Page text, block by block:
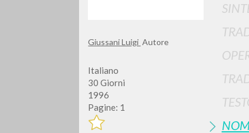
Giussani Luigi Autore
Italiano
30 Giorni
1996
Pagine: 1
TIPOLOGIA OPERA